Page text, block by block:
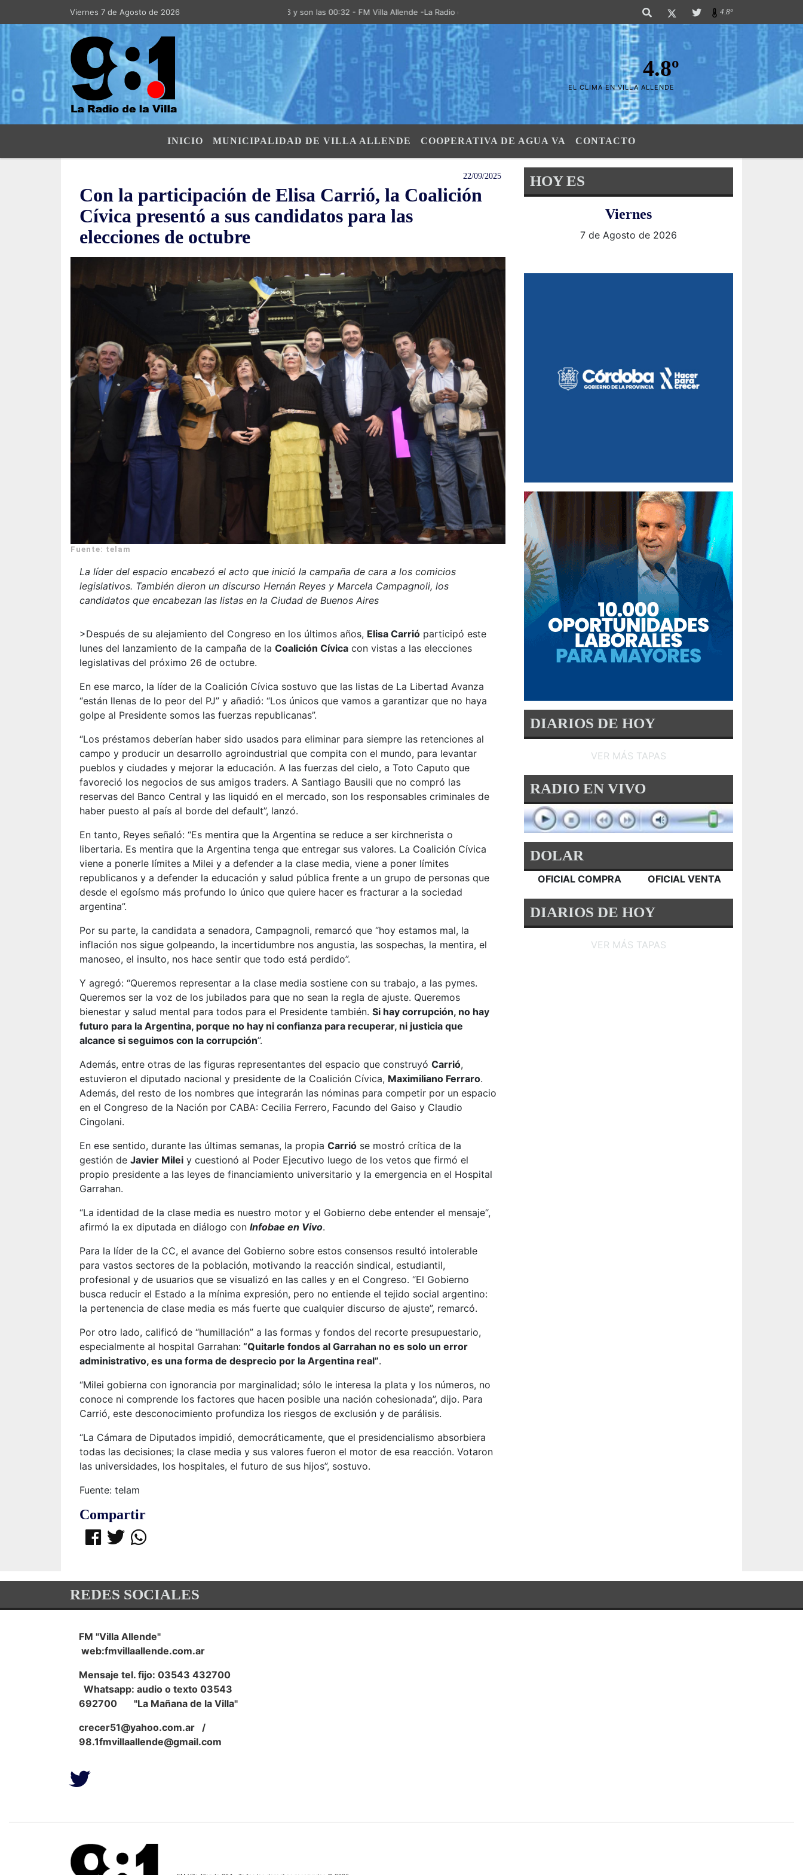
Viernes 7 de Agosto de 2026Hoy es Viernes 7 de Agosto de 2026 y son las 00:32 - FM Villa Allende -La Radio de la Villa- "El Aire de las Sierras". SI SU AVISO ESTA AQUÍ,..FELICITACIONES PUES..! "El
4.8º
4.8º
EL CLIMA EN VILLA ALLENDE
INICIO MUNICIPALIDAD DE VILLA ALLENDE COOPERATIVA DE AGUA VA CONTACTO
22/09/2025
Con la participación de Elisa Carrió, la Coalición
Cívica presentó a sus candidatos para las
elecciones de octubre
Fuente: telam
La líder del espacio encabezó el acto que inició la campaña de cara a los comicios
legislativos. También dieron un discurso Hernán Reyes y Marcela Campagnoli, los
candidatos que encabezan las listas en la Ciudad de Buenos Aires
>Después de su alejamiento del Congreso en los últimos años, Elisa Carrió participó este
lunes del lanzamiento de la campaña de la Coalición Cívica con vistas a las elecciones
legislativas del próximo 26 de octubre.
En ese marco, la líder de la Coalición Cívica sostuvo que las listas de La Libertad Avanza
“están llenas de lo peor del PJ” y añadió: “Los únicos que vamos a garantizar que no haya
golpe al Presidente somos las fuerzas republicanas”.
“Los préstamos deberían haber sido usados para eliminar para siempre las retenciones al
campo y producir un desarrollo agroindustrial que compita con el mundo, para levantar
pueblos y ciudades y mejorar la educación. A las fuerzas del cielo, a Toto Caputo que
favoreció los negocios de sus amigos traders. A Santiago Bausili que no compró las
reservas del Banco Central y las liquidó en el mercado, son los responsables criminales de
haber puesto al país al borde del default”, lanzó.
En tanto, Reyes señaló: “Es mentira que la Argentina se reduce a ser kirchnerista o
libertaria. Es mentira que la Argentina tenga que entregar sus valores. La Coalición Cívica
viene a ponerle límites a Milei y a defender a la clase media, viene a poner límites
republicanos y a defender la educación y salud pública frente a un grupo de personas que
desde el egoísmo más profundo lo único que quiere hacer es fracturar a la sociedad
argentina”.
Por su parte, la candidata a senadora, Campagnoli, remarcó que “hoy estamos mal, la
inflación nos sigue golpeando, la incertidumbre nos angustia, las sospechas, la mentira, el
manoseo, el insulto, nos hace sentir que todo está perdido”.
Y agregó: “Queremos representar a la clase media sostiene con su trabajo, a las pymes.
Queremos ser la voz de los jubilados para que no sean la regla de ajuste. Queremos
bienestar y salud mental para todos para el Presidente también. Si hay corrupción, no hay
futuro para la Argentina, porque no hay ni confianza para recuperar, ni justicia que
alcance si seguimos con la corrupción”.
Además, entre otras de las figuras representantes del espacio que construyó Carrió,
estuvieron el diputado nacional y presidente de la Coalición Cívica, Maximiliano Ferraro.
Además, del resto de los nombres que integrarán las nóminas para competir por un espacio
en el Congreso de la Nación por CABA: Cecilia Ferrero, Facundo del Gaiso y Claudio
Cingolani.
En ese sentido, durante las últimas semanas, la propia Carrió se mostró crítica de la
gestión de Javier Milei y cuestionó al Poder Ejecutivo luego de los vetos que firmó el
propio presidente a las leyes de financiamiento universitario y la emergencia en el Hospital
Garrahan.
“La identidad de la clase media es nuestro motor y el Gobierno debe entender el mensaje“,
afirmó la ex diputada en diálogo con Infobae en Vivo.
Para la líder de la CC, el avance del Gobierno sobre estos consensos resultó intolerable
para vastos sectores de la población, motivando la reacción sindical, estudiantil,
profesional y de usuarios que se visualizó en las calles y en el Congreso. “El Gobierno
busca reducir el Estado a la mínima expresión, pero no entiende el tejido social argentino:
la pertenencia de clase media es más fuerte que cualquier discurso de ajuste”, remarcó.
Por otro lado, calificó de “humillación” a las formas y fondos del recorte presupuestario,
especialmente al hospital Garrahan: “Quitarle fondos al Garrahan no es solo un error
administrativo, es una forma de desprecio por la Argentina real”.
“Milei gobierna con ignorancia por marginalidad; sólo le interesa la plata y los números, no
conoce ni comprende los factores que hacen posible una nación cohesionada”, dijo. Para
Carrió, este desconocimiento profundiza los riesgos de exclusión y de parálisis.
“La Cámara de Diputados impidió, democráticamente, que el presidencialismo absorbiera
todas las decisiones; la clase media y sus valores fueron el motor de esa reacción. Votaron
las universidades, los hospitales, el futuro de sus hijos”, sostuvo.
Fuente: telam
Compartir
HOY ES
Viernes
7 de Agosto de 2026
DIARIOS DE HOY
VER MÁS TAPAS
RADIO EN VIVO
DOLAR
OFICIAL COMPRA OFICIAL VENTA
DIARIOS DE HOY
VER MÁS TAPAS
REDES SOCIALES
FM "Villa Allende"
web:fmvillaallende.com.ar
Mensaje tel. fijo: 03543 432700
Whatsapp: audio o texto 03543
692700 "La Mañana de la Villa"
crecer51@yahoo.com.ar /
98.1fmvillaallende@gmail.com